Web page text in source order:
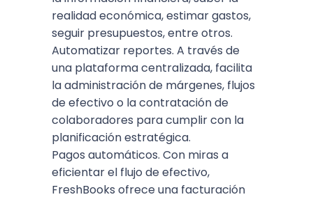
realidad económica, estimar gastos,
seguir presupuestos, entre otros.
Automatizar reportes. A través de
una plataforma centralizada, facilita
la administración de márgenes, flujos
de efectivo o la contratación de
colaboradores para cumplir con la
planificación estratégica.
Pagos automáticos. Con miras a
eficientar el flujo de efectivo,
FreshBooks ofrece una facturación